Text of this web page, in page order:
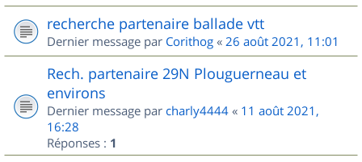
recherche partenaire ballade vtt
Dernier message par Corithog « 26 août 2021, 11:01
Rech. partenaire 29N Plouguerneau et
environs
Dernier message par charly4444 « 11 août 2021,
16:28
Réponses : 1